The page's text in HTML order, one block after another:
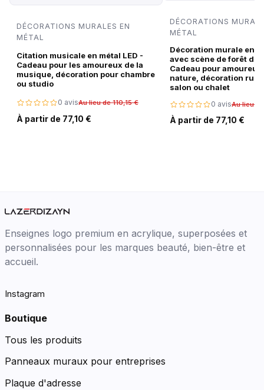
DÉCORATIONS MURALES EN
MÉTAL
Citation musicale en métal LED -
Cadeau pour les amoureux de la
musique, décoration pour chambre
ou studio
0 avisAu lieu de 110,15 €
À partir de 77,10 €
DÉCORATIONS
MÉTAL
Décoration murale en
avec scène de forêt de
Cadeau pour amoureux
nature, décoration
salon ou chalet
0 avisAu lieu
À partir de 77,10 €
Enseignes logo premium en acrylique, superposées et
personnalisées pour les marques beauté, bien-être et
accueil.
Instagram
Boutique
Tous les produits
Panneaux muraux pour entreprises
Plaque d'adresse